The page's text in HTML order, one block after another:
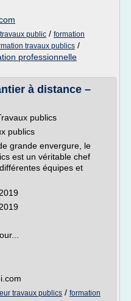
public / formation
travaux publics /
professionnelle
à distance –
publics
publics
grande envergure, le
est un véritable chef
équipes et
travaux publics / formation